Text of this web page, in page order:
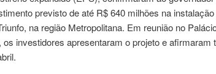
previsto de até R$ 640 milhões na
na região Metropolitana. Em reunião no
os investidores apresentaram o projeto e afirmaram